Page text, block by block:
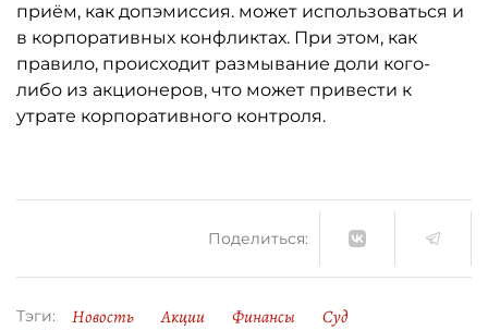
приём, как допэмиссия. может использоваться и
в корпоративных конфликтах. При этом, как
правило, происходит размывание доли кого-
либо из акционеров, что может привести к
утрате корпоративного контроля.
Поделиться:
Тэги: Новость Акции Финансы
Суд